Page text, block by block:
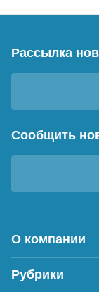
Рассылка
Сообщить
О компании
Рубрики